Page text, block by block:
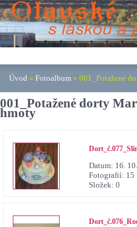
Úvod » Fotoalbum » 001_Potažené
001_Potažené dorty
hmoty
Datum: 16.
Fotografií: 15
Složek: 0